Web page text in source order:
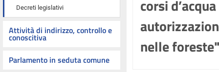
Decreti legislativi
Attività di indirizzo, controllo e
conoscitiva
Parlamento in seduta comune
corsi
nelle